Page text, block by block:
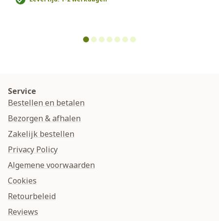
Service
Bestellen en betalen
Bezorgen & afhalen
Zakelijk bestellen
Privacy Policy
Algemene voorwaarden
Cookies
Retourbeleid
Reviews